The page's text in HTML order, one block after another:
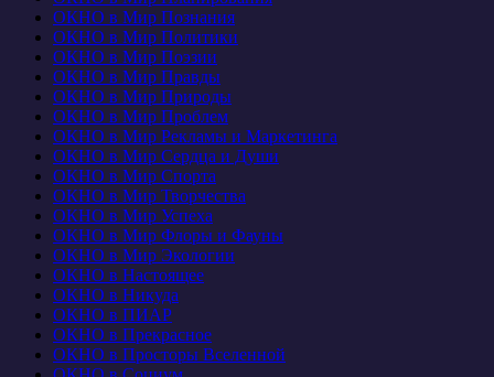
ОКНО в Мир Познания
ОКНО в Мир Политики
ОКНО в Мир Поэзии
ОКНО в Мир Правды
ОКНО в Мир Природы
ОКНО в Мир Проблем
ОКНО в Мир Рекламы и Маркетинга
ОКНО в Мир Сердца и Души
ОКНО в Мир Спорта
ОКНО в Мир Творчества
ОКНО в Мир Успеха
ОКНО в Мир Флоры и Фауны
ОКНО в Мир Экологии
ОКНО в Настоящее
ОКНО в Никуда
ОКНО в ПИАР
ОКНО в Прекрасное
ОКНО в Просторы Вселенной